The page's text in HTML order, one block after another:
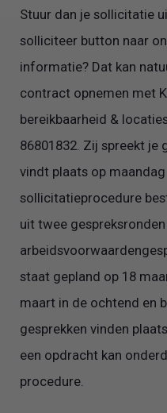
Stuur dan je sollicitatie
solliciteer button naar
informatie? Dat kan
contract opnemen met
bereikbaarheid &
86801832. Zij spreekt
vindt plaats op
sollicitatieprocedure
uit twee gespreksronden
staat gepland op 18
maart in de ochtend en
gesprekken vinden
een opdracht kan
procedure.